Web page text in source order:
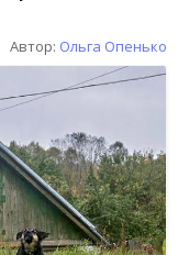
Автор: Ольга Опенько